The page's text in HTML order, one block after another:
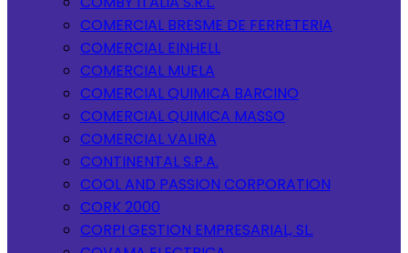
COMERCIAL BRESME DE FERRETERIA
COMERCIAL EINHELL
COMERCIAL MUELA
COMERCIAL QUIMICA BARCINO
COMERCIAL QUIMICA MASSO
COMERCIAL VALIRA
CONTINENTAL S.P.A.
COOL AND PASSION CORPORATION
CORK 2000
CORPI GESTION EMPRESARIAL, SL.